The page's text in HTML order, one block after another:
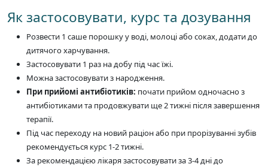
Як застосовувати, курс та дозування
Розвести 1 саше порошку у воді, молоці або соках, додати до
дитячого харчування.
Застосовувати 1 раз на добу під час їжі.
Можна застосовувати з народження.
При прийомі антибіотиків: почати прийом одночасно з
антибіотиками та продовжувати ще 2 тижні після завершення
терапії.
Під час переходу на новий раціон або при прорізуванні зубів
рекомендується курс 1-2 тижні.
За рекомендацією лікаря застосовувати за 3-4 дні до